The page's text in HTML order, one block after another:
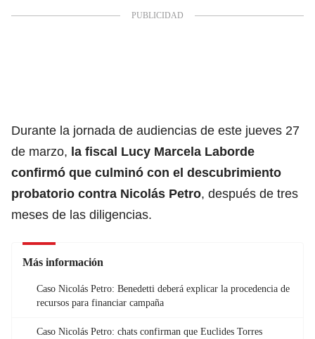
Durante la jornada de audiencias de este jueves 27
de marzo, la fiscal Lucy Marcela Laborde
confirmó que culminó con el descubrimiento
probatorio contra Nicolás Petro, después de tres
meses de las diligencias.
Más información
Caso Nicolás Petro: Benedetti deberá explicar la procedencia de
recursos para financiar campaña
Caso Nicolás Petro: chats confirman que Euclides Torres